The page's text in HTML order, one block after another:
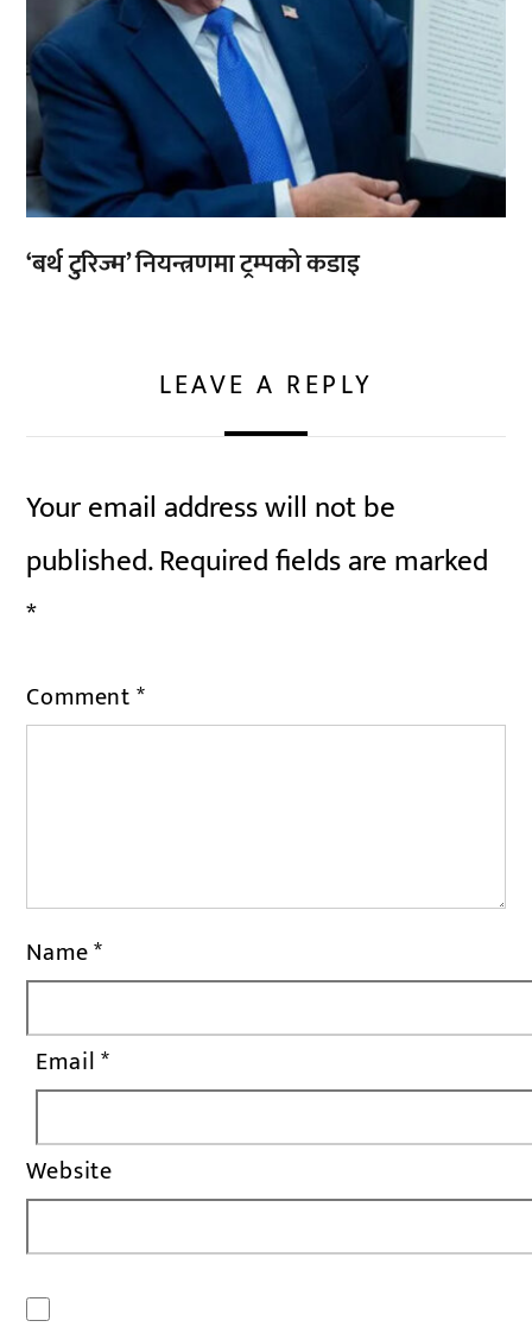
‘बर्थ टुरिज्म’ नियन्त्रणमा ट्रम्पको कडाइ
LEAVE A REPLY
Your email address will not be
published.Required fields are marked
*
Comment*
Name*
Email*
Website